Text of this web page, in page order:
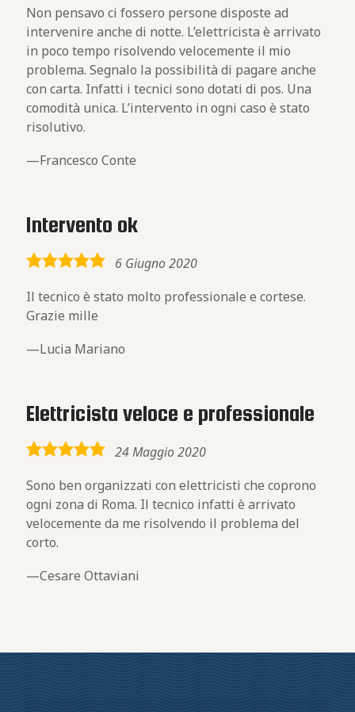
Non pensavo ci fossero persone disposte ad
intervenire anche di notte. L’elettricista è arrivato
in poco tempo risolvendo velocemente il mio
problema. Segnalo la possibilità di pagare anche
con carta. Infatti i tecnici sono dotati di pos. Una
comodità unica. L’intervento in ogni caso è stato
risolutivo.
Francesco Conte
Intervento ok
5,0
6 Giugno 2020
Il tecnico è stato molto professionale e cortese.
Grazie mille
Lucia Mariano
Elettricista veloce e professionale
5,0
24 Maggio 2020
Sono ben organizzati con elettricisti che coprono
ogni zona di Roma. Il tecnico infatti è arrivato
velocemente da me risolvendo il problema del
corto.
Cesare Ottaviani